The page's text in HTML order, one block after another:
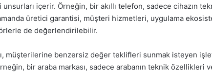
içerir. Örneğin, bir akıllı telefon, sadece cihazın
üretici garantisi, müşteri hizmetleri, uygulama
de değerlendirilebilir.
müşterilerine benzersiz değer teklifleri sunmak isteyen
bir araba markası, sadece arabanın teknik özellikleri